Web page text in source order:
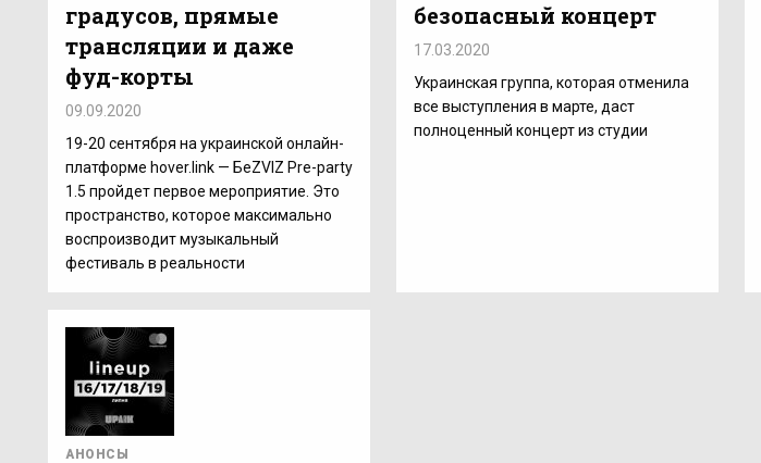
градусов, прямые
трансляции и даже
фуд-корты
09.09.2020
19-20 сентября на украинской онлайн-
платформе hover.link — БеZVIZ Pre-party
1.5 пройдет первое мероприятие. Это
пространство, которое максимально
воспроизводит музыкальный
фестиваль в реальности
безопасный концерт
17.03.2020
Украинская группа, которая отменила
все выступления в марте, даст
полноценный концерт из студии
АНОНСЫ